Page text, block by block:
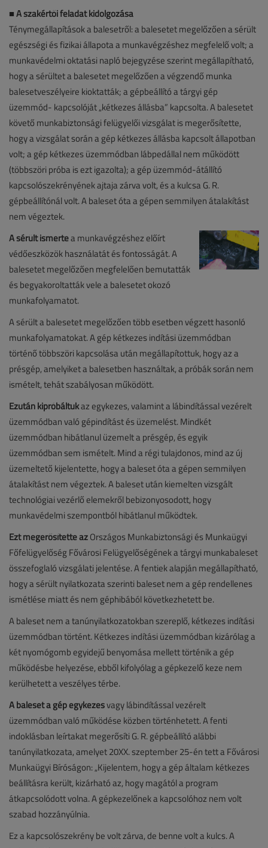
■A szakértői feladat kidolgozása
Ténymegállapítások a balesetről: a balesetet megelőzően a sérült
egészségi és fizikai állapota a munkavégzéshez megfelelő volt; a
munkavédelmi oktatási napló bejegyzése szerint megállapítható,
hogy a sérültet a balesetet megelőzően a végzendő munka
balesetveszélyeire kioktatták; a gépbeállító a tárgyi gép
üzemmód- kapcsolóját „kétkezes állásba” kapcsolta. A balesetet
követő munkabiztonsági felügyelői vizsgálat is megerősítette,
hogy a vizsgálat során a gép kétkezes állásba kapcsolt állapotban
volt; a gép kétkezes üzemmódban lábpedállal nem működött
(többszöri próba is ezt igazolta); a gép üzemmód-átállító
kapcsolószekrényének ajtaja zárva volt, és a kulcsa G. R.
gépbeállítónál volt. A baleset óta a gépen semmilyen átalakítást
nem végeztek.
A sérült ismertea munkavégzéshez előírt
védőeszközök használatát és fontosságát. A
balesetet megelőzően megfelelően bemutatták
és begyakoroltatták vele a balesetet okozó
munkafolyamatot.
A sérült a balesetet megelőzően több esetben végzett hasonló
munkafolyamatokat. A gép kétkezes indítási üzemmódban
történő többszöri kapcsolása után megállapítottuk, hogy az a
présgép, amelyiket a balesetben használtak, a próbák során nem
ismételt, tehát szabályosan működött.
Ezután kipróbáltukaz egykezes, valamint a lábindítással vezérelt
üzemmódban való gépindítást és üzemelést. Mindkét
üzemmódban hibátlanul üzemelt a présgép, és egyik
üzemmódban sem ismételt. Mind a régi tulajdonos, mind az új
üzemeltető kijelentette, hogy a baleset óta a gépen semmilyen
átalakítást nem végeztek. A baleset után kiemelten vizsgált
technológiai vezérlő elemekről bebizonyosodott, hogy
munkavédelmi szempontból hibátlanul működtek.
Ezt megerősítette azOrszágos Munkabiztonsági és Munkaügyi
Főfelügyelőség Fővárosi Felügyelőségének a tárgyi munkabaleset
összefoglaló vizsgálati jelentése. A fentiek alapján megállapítható,
hogy a sérült nyilatkozata szerinti baleset nem a gép rendellenes
ismétlése miatt és nem géphibából következhetett be.
A baleset nem a tanúnyilatkozatokban szereplő, kétkezes indítási
üzemmódban történt. Kétkezes indítási üzemmódban kizárólag a
két nyomógomb egyidejű benyomása mellett történik a gép
működésbe helyezése, ebből kifolyólag a gépkezelő keze nem
kerülhetett a veszélyes térbe.
A baleset a gép egykezesvagy lábindítással vezérelt
üzemmódban való működése közben történhetett. A fenti
indoklásban leírtakat megerősíti G. R. gépbeállító alábbi
tanúnyilatkozata, amelyet 20XX. szeptember 25-én tett a Fővárosi
Munkaügyi Bíróságon: „Kijelentem, hogy a gép általam kétkezes
beállításra került, kizárható az, hogy magától a program
átkapcsolódott volna. A gépkezelőnek a kapcsolóhoz nem volt
szabad hozzányúlnia.
Ez a kapcsolószekrény be volt zárva, de benne volt a kulcs. A